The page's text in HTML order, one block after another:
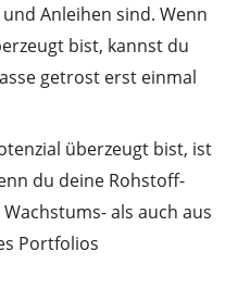
Anleihen sind. Wenn
bist, kannst du
getrost erst einmal
überzeugt bist, ist
du deine Rohstoff-
als auch aus
Portfolios